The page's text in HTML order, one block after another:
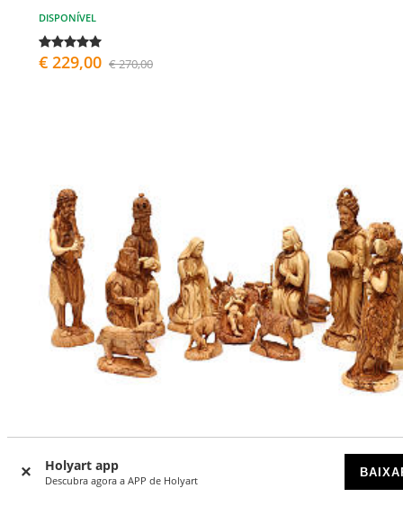
Holyart app
Descubra agora a APP de Holyart
DISPONÍVEL
€ 229,00 € 270,00